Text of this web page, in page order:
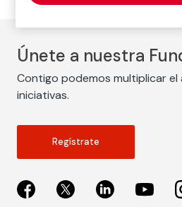
Únete a nuestra
Contigo podemos multiplicar el
iniciativas.
Regístrate